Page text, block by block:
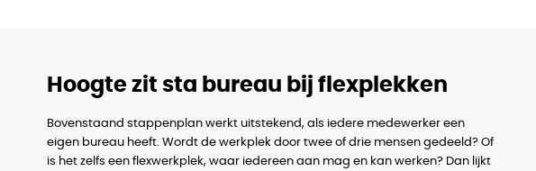
Hoogte zit sta bureau bij flexplekken
Bovenstaand stappenplan werkt uitstekend, als iedere medewerker een
eigen bureau heeft. Wordt de werkplek door twee of drie mensen gedeeld? Of
is het zelfs een flexwerkplek, waar iedereen aan mag en kan werken? Dan lijkt